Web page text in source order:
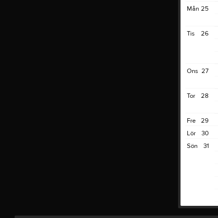
25
Mån
26
Tis
27
Ons
28
Tor
29
Fre
30
Lör
31
Sön